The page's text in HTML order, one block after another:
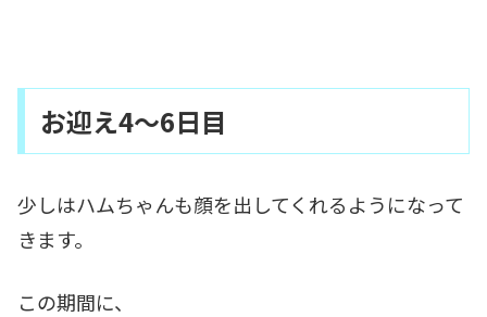
お迎え4～6日目
少しはハムちゃんも顔を出してくれるようになって
きます。
この期間に、